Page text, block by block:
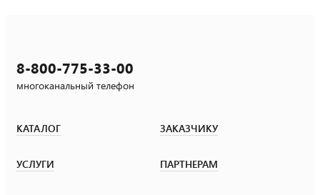
8-800-775-33-00
многоканальный телефон
КАТАЛОГ ЗАКАЗЧИКУ
УСЛУГИ ПАРТНЕРАМ